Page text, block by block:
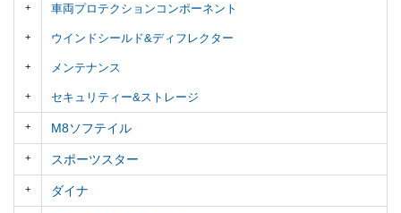
車両プロテクションコンポーネント
ウインドシールド&ディフレクター
メンテナンス
セキュリティー&ストレージ
M8ソフテイル
スポーツスター
ダイナ